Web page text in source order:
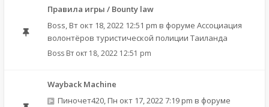
Правила игры / Bounty law
Boss, Вт окт 18, 2022 12:51 pm в форуме Ассоциация
волонтёров туристической полиции Таиланда
Boss Вт окт 18, 2022 12:51 pm
Wayback Machine
Пиночет420, Пн окт 17, 2022 7:19 pm в форуме